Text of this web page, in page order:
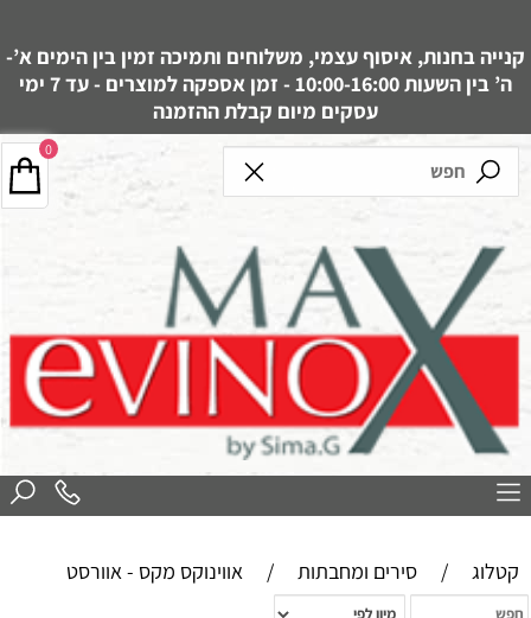
קנייה בחנות, איסוף עצמי, משלוחים ותמיכה זמין בין הימים א’-
ה’ בין השעות 10:00-16:00 - זמן אספקה למוצרים - עד 7 ימי
עסקים מיום קבלת ההזמנה
קטלוג / סירים ומחבתות / אווינוקס מקס - אוורסט
0